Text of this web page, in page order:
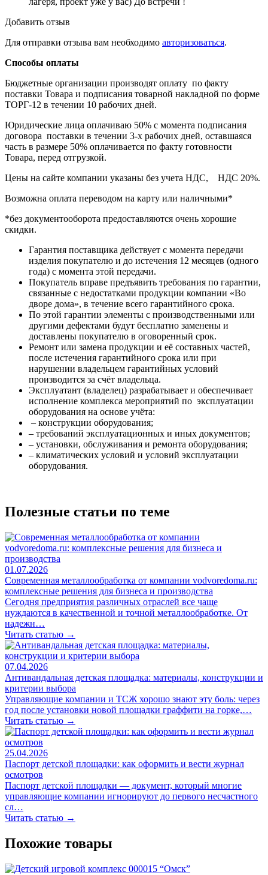
Добавить отзыв
Для отправки отзыва вам необходимо авторизоваться.
Способы оплаты
Бюджетные организации производят оплату по факту
поставки Товара и подписания товарной накладной по форме
ТОРГ-12 в течении 10 рабочих дней.
Юридические лица оплачиваю 50% с момента подписания
договора поставки в течении 3-х рабочих дней, оставшаяся
часть в размере 50% оплачивается по факту готовности
Товара, перед отгрузкой.
Цены на сайте компании указаны без учета НДС, НДС 20%.
Возможна оплата переводом на карту или наличными*
*без документооборота предоставляются очень хорошие
скидки.
Гарантия поставщика действует с момента передачи
изделия покупателю и до истечения 12 месяцев (одного
года) с момента этой передачи.
Покупатель вправе предъявить требования по гарантии,
связанные с недостатками продукции компании «Во
дворе дома», в течение всего гарантийного срока.
По этой гарантии элементы с производственными или
другими дефектами будут бесплатно заменены и
доставлены покупателю в оговоренный срок.
Ремонт или замена продукции и её составных частей,
после истечения гарантийного срока или при
нарушении владельцем гарантийных условий
производится за счёт владельца.
Эксплуатант (владелец) разрабатывает и обеспечивает
исполнение комплекса мероприятий по эксплуатации
оборудования на основе учёта:
– конструкции оборудования;
– требований эксплуатационных и иных документов;
– установки, обслуживания и ремонта оборудования;
– климатических условий и условий эксплуатации
оборудования.
Полезные статьи по теме
01.07.2026
Современная металлообработка от компании vodvoredoma.ru:
комплексные решения для бизнеса и производства
Сегодня предприятия различных отраслей все чаще
нуждаются в качественной и точной металлообработке. От
надежн…
Читать статью →
07.04.2026
Антивандальная детская площадка: материалы, конструкции и
критерии выбора
Управляющие компании и ТСЖ хорошо знают эту боль: через
год после установки новой площадки граффити на горке,…
Читать статью →
25.04.2026
Паспорт детской площадки: как оформить и вести журнал
осмотров
Паспорт детской площадки — документ, который многие
управляющие компании игнорируют до первого несчастного
сл…
Читать статью →
Похожие товары